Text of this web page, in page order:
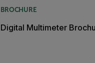
BROCHURE
Digital Multimeter